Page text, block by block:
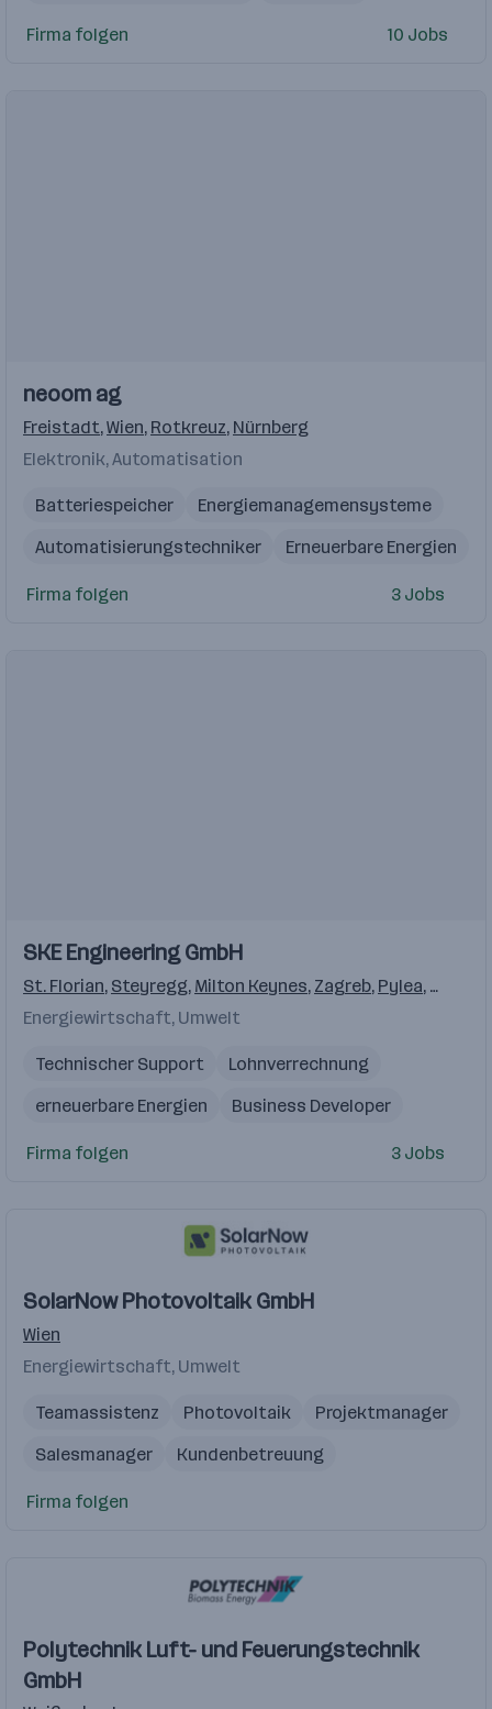
Führerscheinklasse B
Führerscheinklasse C
IT
Firma folgen 10 Jobs
neoom ag
Freistadt,Wien, Rotkreuz, Nürnberg
Elektronik, Automatisation
Batteriespeicher
Energiemanagemensysteme
Automatisierungstechniker
Erneuerbare Energien
Ladeinfrastruktur
Developer
Firma folgen 3 Jobs
Einblicke
SKE Engineering GmbH
St. Florian, Steyregg, Milton Keynes, Zagreb, Pylea,
Energiewirtschaft, Umwelt
Technischer Support
Lohnverrechnung
erneuerbare Energien
Business Developer
Arbeitsrecht
Firma folgen 3 Jobs
SolarNow Photovoltaik GmbH
Wien
Energiewirtschaft, Umwelt
Teamassistenz Photovoltaik
Projektmanager
Salesmanager
Kundenbetreuung
Firma folgen
Polytechnik Luft- und Feuerungstechnik
GmbH